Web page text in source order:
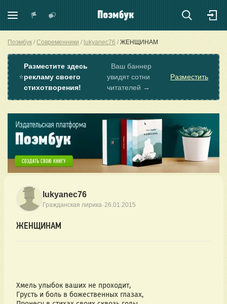
Поэмбук Современники lukyanec76 ЖЕНЩИНАМ
⭐
Разместите здесь
рекламу своего
стихотворения!
Ваш баннер
увидят сотни
читателей →
Разместить
lukyanec76
Гражданская лирика·26.01.2015
ЖЕНЩИНАМ
Хмель улыбок ваших не проходит,
Грусть и боль в божественных глазах,